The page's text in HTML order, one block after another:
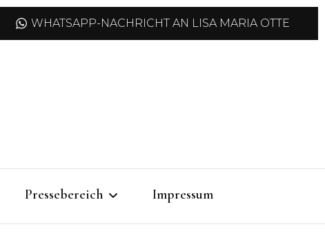
Pressebereich Impressum
WHATSAPP-NACHRICHT AN LISA MARIA OTTE